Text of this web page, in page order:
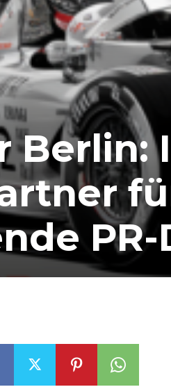
Berlin: